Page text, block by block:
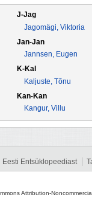
J-Jag
Jagomägi, Viktoria
Jan-Jan
Jannsen, Eugen
K-Kal
Kaljuste, Tõnu
Kan-Kan
Kangur, Villu
Eesti Entsüklopeediast
Attribution-